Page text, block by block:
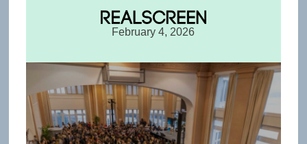
February 4, 2026